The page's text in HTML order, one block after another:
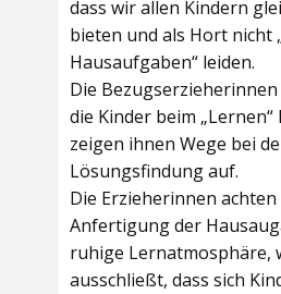
dass wir allen Kindern
bieten und als Hort nicht
Hausaufgaben“ leiden.
Die
die Kinder beim
zeigen ihnen Wege bei
Lösungsfindung auf.
Die Erzieherinnen
Anfertigung der
ruhige Lernatmosphäre,
ausschließt, dass sich